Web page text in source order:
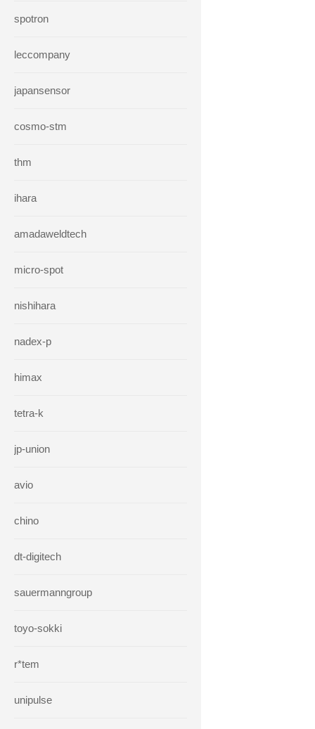
spotron
leccompany
japansensor
cosmo-stm
thm
ihara
amadaweldtech
micro-spot
nishihara
nadex-p
himax
tetra-k
jp-union
avio
chino
dt-digitech
sauermanngroup
toyo-sokki
r*tem
unipulse